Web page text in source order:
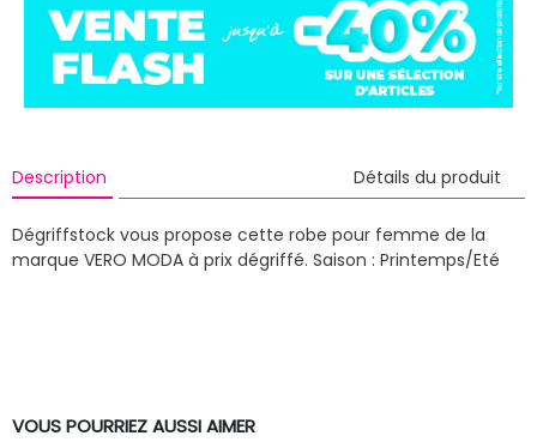
Description Détails du produit
Dégriffstock vous propose cette robe pour femme de la
marque VERO MODA à prix dégriffé. Saison : Printemps/Eté
VOUS POURRIEZ AUSSI AIMER